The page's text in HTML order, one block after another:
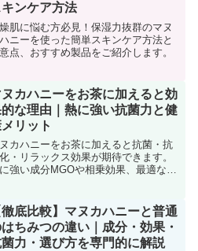
キンケア方法
肌に悩む方必見！保湿力抜群のマヌ
ニーを使った簡単スキンケア方法と
点、おすすめ製品をご紹介します。
ヌカハニーをお茶に加えると効
な理由｜熱に強い抗菌力と健
メリット
カハニーをお茶に加えると抗菌・抗
・リラックス効果が期待できます。
強い成分MGOや相乗効果、最適な温
徹底比較】マヌカハニーと普通
ちみつの違い｜成分・効果・
力・選び方を専門的に解説